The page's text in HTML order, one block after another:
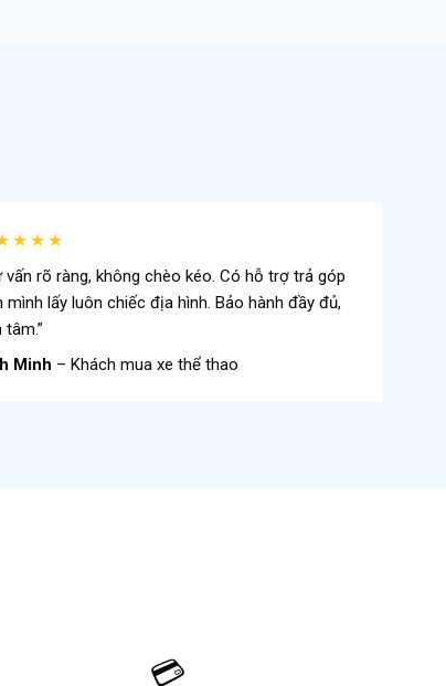
vấn rõ ràng, không chèo kéo. Có hỗ trợ trả góp
mình lấy luôn chiếc địa hình. Bảo hành đầy đủ,
tâm.”
Minh – Khách mua xe thể thao
💳